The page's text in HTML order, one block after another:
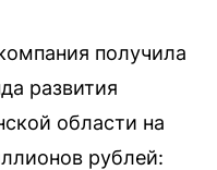
получила
развития
области на
рублей: